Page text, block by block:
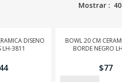
Mostrar 40
DISENO
LH-3811
44
BOWL 20 CM
BORDE NEGRO
$77